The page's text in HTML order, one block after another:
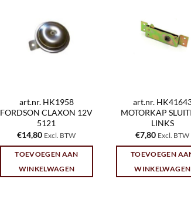
art.nr. HK1958
FORDSON CLAXON 12V
5121
€14,80 Excl. BTW
TOEVOEGEN AAN
WINKELWAGEN
art.nr.
MOTORKAP
LINKS
€7,80 Excl. BTW
TOEVOEGEN
WINKELWAGEN